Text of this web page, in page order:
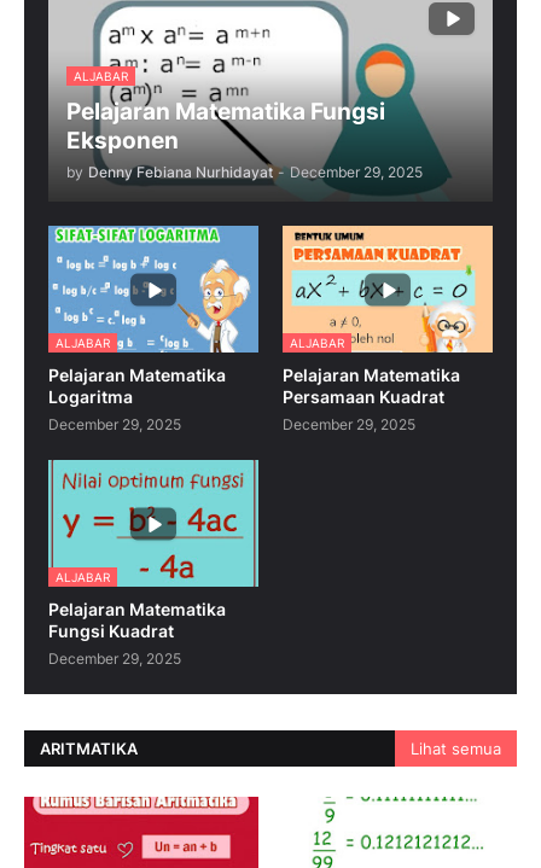
ALJABAR
Pelajaran Matematika Fungsi
Eksponen
by Denny Febiana Nurhidayat - December 29, 2025
ALJABAR
Pelajaran Matematika
Logaritma
December 29, 2025
ALJABAR
Pelajaran Matematika
Persamaan Kuadrat
December 29, 2025
ALJABAR
Pelajaran Matematika
Fungsi Kuadrat
December 29, 2025
ARITMATIKA Lihat semua